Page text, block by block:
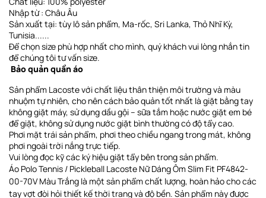
Nhập từ : Châu Âu
Sản xuất tại: tùy lô sản phẩm, Ma-rốc, Sri Lanka, Thỏ Nhĩ Kỳ,
Tunisia......
Để chọn size phù hợp nhất cho mình, quý khách vui lòng nhắn tin
để chúng tôi tư vấn size.
Bảo quản quần áo
Sản phẩm Lacoste với chất liệu thân thiện môi trường và màu
nhuộm tự nhiên, cho nên cách bảo quản tốt nhất là giặt bằng tay
không giặt máy, sử dụng dầu gội – sữa tắm hoặc nước giặt em bé
để giặt, không sử dụng nước giặt bình thường có độ tẩy cao.
Phơi mặt trái sản phẩm, phơi theo chiều ngangtrong mát, không
phơi ngoài trời nắng trực tiếp.
Vui lòng đọc kỹ các ký hiệu giặt tẩy bên trong sản phẩm.
Áo Polo Tennis / Pickleball Lacoste Nữ Dáng Ôm Slim Fit PF4842-
00-70V Màu Trắng là một sản phẩm chất lượng, hoàn hảo cho các
tay vợt đòi hỏi thiết kế thời trang và độ bền. Sản phẩm này được